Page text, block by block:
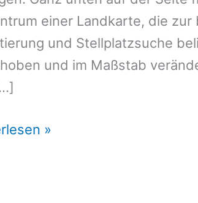
einer Landkarte, die zur
und Stellplatzsuche
und im Maßstab
»